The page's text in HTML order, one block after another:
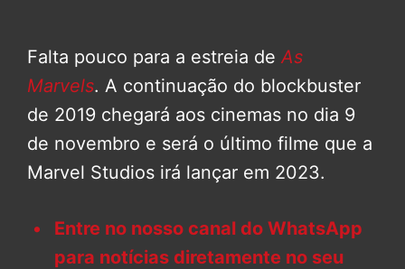
Falta pouco para a estreia de As
Marvels. A continuação do blockbuster
de 2019 chegará aos cinemas no dia 9
de novembro e será o último filme que a
Marvel Studios irá lançar em 2023.
Entre no nosso canal do WhatsApp
para notícias diretamente no seu